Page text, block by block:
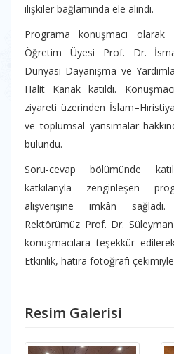
ilişkiler bağlamında ele alındı.
Programa konuşmacı olarak
Öğretim Üyesi Prof. Dr.
Dünyası Dayanışma ve
Halit Kanak katıldı.
ziyareti üzerinden
ve toplumsal yansımalar
bulundu.
Soru-cevap bölümünde
katkılarıyla zenginleşen
alışverişine imkân
Rektörümüz Prof. Dr. Süleyman
konuşmacılara teşekkür
Etkinlik, hatıra fotoğrafı
Resim Galerisi